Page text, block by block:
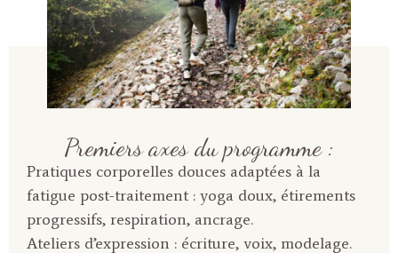
Premiers axes du programme :
Pratiques corporelles douces adaptées à la
fatigue post-traitement : yoga doux, étirements
progressifs, respiration, ancrage.
Ateliers d’expression : écriture, voix, modelage.